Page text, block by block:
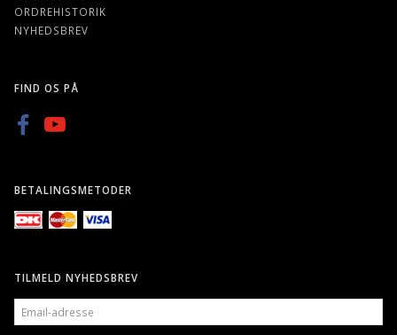
ORDREHISTORIK
NYHEDSBREV
FIND OS PÅ
BETALINGSMETODER
TILMELD NYHEDSBREV
EMAIL-
ADRESSE